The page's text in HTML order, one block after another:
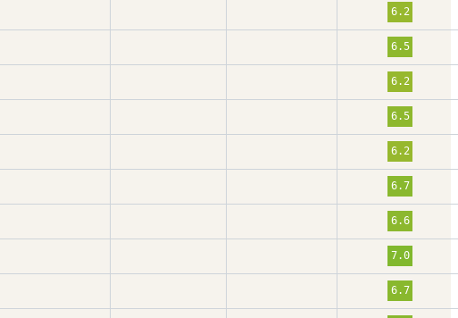
6.2
6.5
6.2
6.5
6.2
6.7
6.6
7.0
6.7